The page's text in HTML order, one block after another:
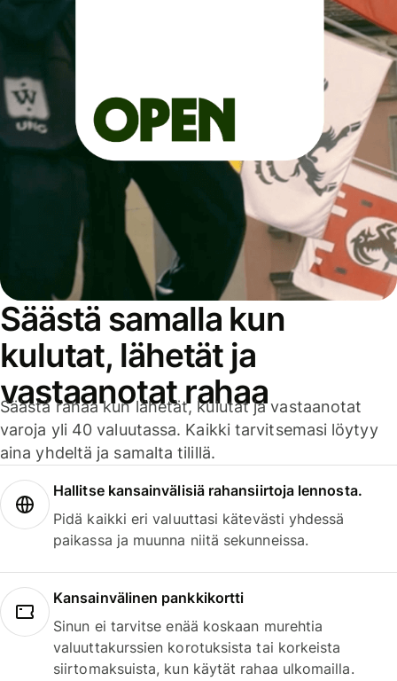
Säästä samalla kun
kulutat, lähetät ja
vastaanotat rahaa
Säästä rahaa kun lähetät, kulutat ja vastaanotat
varoja yli 40 valuutassa. Kaikki tarvitsemasi löytyy
aina yhdeltä ja samalta tilillä.
Hallitse kansainvälisiä rahansiirtoja lennosta.
Pidä kaikki eri valuuttasi kätevästi yhdessä
paikassa ja muunna niitä sekunneissa.
Kansainvälinen pankkikortti
Sinun ei tarvitse enää koskaan murehtia
valuuttakurssien korotuksista tai korkeista
siirtomaksuista, kun käytät rahaa ulkomailla.